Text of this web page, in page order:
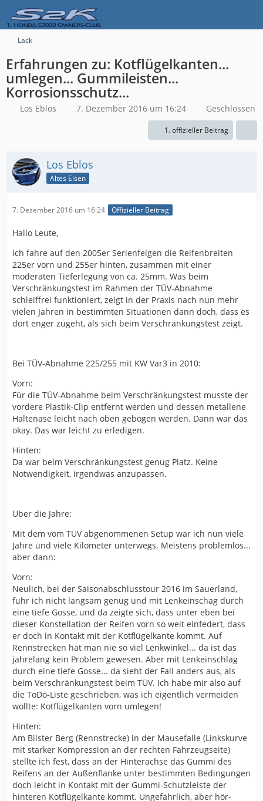
Lack
Erfahrungen zu: Kotflügelkanten...
umlegen... Gummileisten...
Korrosionsschutz...
Los Eblos 7. Dezember 2016 um 16:24 Geschlossen
1. offizieller Beitrag
Los Eblos
Altes Eisen
7. Dezember 2016 um 16:24 Offizieller Beitrag
Hallo Leute,
ich fahre auf den 2005er Serienfelgen die Reifenbreiten
225er vorn und 255er hinten, zusammen mit einer
moderaten Tieferlegung von ca. 25mm. Was beim
Verschränkungstest im Rahmen der TÜV-Abnahme
schleiffrei funktioniert, zeigt in der Praxis nach nun mehr
vielen Jahren in bestimmten Situationen dann doch, dass es
dort enger zugeht, als sich beim Verschränkungstest zeigt.
Bei TÜV-Abnahme 225/255 mit KW Var3 in 2010:
Vorn:
Für die TÜV-Abnahme beim Verschränkungstest musste der
vordere Plastik-Clip entfernt werden und dessen metallene
Haltenase leicht nach oben gebogen werden. Dann war das
okay. Das war leicht zu erledigen.
Hinten:
Da war beim Verschränkungstest genug Platz. Keine
Notwendigkeit, irgendwas anzupassen.
Über die Jahre:
Mit dem vom TÜV abgenommenen Setup war ich nun viele
Jahre und viele Kilometer unterwegs. Meistens problemlos...
aber dann:
Vorn:
Neulich, bei der Saisonabschlusstour 2016 im Sauerland,
fuhr ich nicht langsam genug und mit Lenkeinschag durch
eine tiefe Gosse, und da zeigte sich, dass unter eben bei
dieser Konstellation der Reifen vorn so weit einfedert, dass
er doch in Kontakt mit der Kotflügelkante kommt. Auf
Rennstrecken hat man nie so viel Lenkwinkel... da ist das
jahrelang kein Problem gewesen. Aber mit Lenkeinschlag
durch eine tiefe Gosse... da sieht der Fall anders aus, als
beim Verschränkungstest beim TÜV. Ich habe mir also auf
die ToDo-Liste geschrieben, was ich eigentlich vermeiden
wollte: Kotflügelkanten vorn umlegen!
Hinten:
Am Bilster Berg (Rennstrecke) in der Mausefalle (Linkskurve
mit starker Kompression an der rechten Fahrzeugseite)
stellte ich fest, dass an der Hinterachse das Gummi des
Reifens an der Außenflanke unter bestimmten Bedingungen
doch leicht in Kontakt mit der Gummi-Schutzleiste der
hinteren Kotflügelkante kommt. Ungefährlich, aber hör-